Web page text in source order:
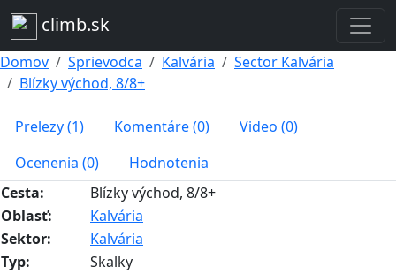
climb.sk
Domov Sprievodca Kalvária
Sector Kalvária
Blízky východ, 8/8+
Prelezy (1) Komentáre (0)
Video (0)
Ocenenia (0)
Hodnotenia
Cesta:
Blízky východ, 8/8+
Oblasť:
Kalvária
Sektor:
Kalvária
Typ:
Skalky